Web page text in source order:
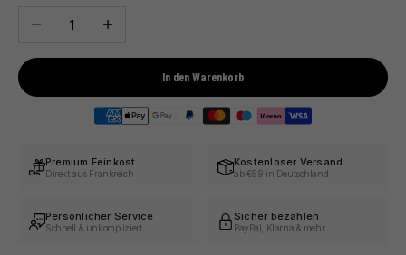
Anzahl verringernAnzahl erhöhen
In den Warenkorb
Premium Feinkost
Direkt aus Frankreich
Kostenloser Versand
ab €59 in Deutschland
Persönlicher Service
Schnell & unkompliziert
Sicher bezahlen
PayPal, Klarna & mehr